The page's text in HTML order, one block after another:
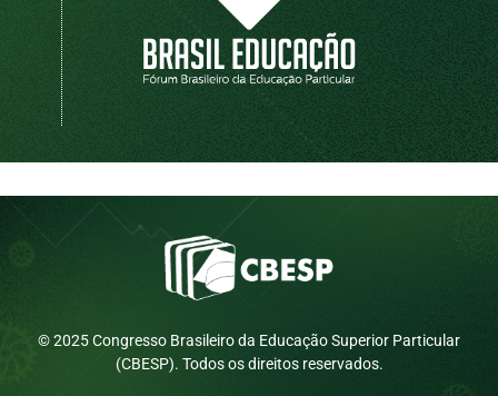
© 2025 Congresso Brasileiro da Educação Superior Particular
(CBESP). Todos os direitos reservados.